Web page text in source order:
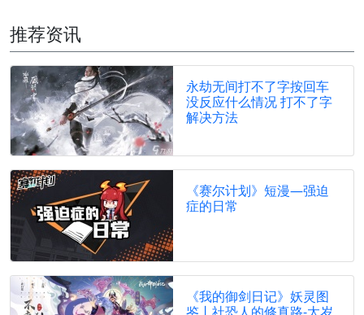
推荐资讯
永劫无间打不了字按回车
没反应什么情况 打不了字
解决方法
《赛尔计划》短漫—强迫
症的日常
《我的御剑日记》妖灵图